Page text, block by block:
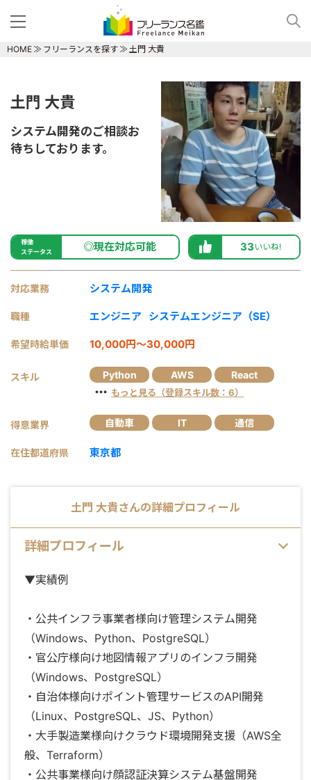
HOME フリーランスを探す 土門 大貴
土門 大貴
システム開発のご相談お
待ちしております。
稼働
ステータス
◎現在対応可能 33 いいね!
対応業務 システム開発
職種 エンジニア システムエンジニア（SE）
希望時給単価 10,000円～30,000円
スキル Python AWS React
・・・ もっと見る（登録スキル数：6）
得意業界 自動車 IT 通信
在住都道府県 東京都
土門 大貴さんの詳細プロフィール
詳細プロフィール
▼実績例
・公共インフラ事業者様向け管理システム開発
（Windows、Python、PostgreSQL）
・官公庁様向け地図情報アプリのインフラ開発
（Windows、PostgreSQL）
・自治体様向けポイント管理サービスのAPI開発
（Linux、PostgreSQL、JS、Python）
・大手製造業様向けクラウド環境開発支援（AWS全
般、Terraform）
・公共事業様向け顔認証決算システム基盤開発